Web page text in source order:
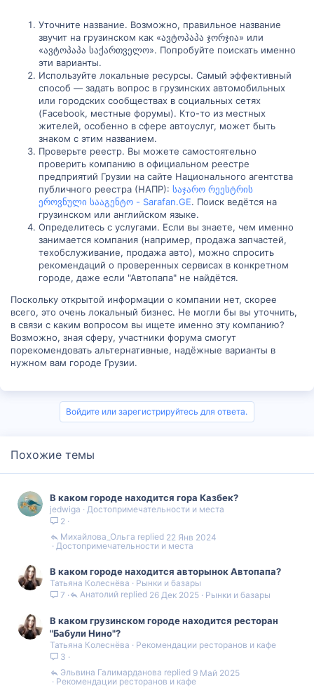
Уточните название. Возможно, правильное название
звучит на грузинском как «ავტოპაპა ჯორჯია» или
«ავტოპაპა საქართველო». Попробуйте поискать именно
эти варианты.
Используйте локальные ресурсы. Самый эффективный
способ — задать вопрос в грузинских автомобильных
или городских сообществах в социальных сетях
(Facebook, местные форумы). Кто-то из местных
жителей, особенно в сфере автоуслуг, может быть
знаком с этим названием.
Проверьте реестр. Вы можете самостоятельно
проверить компанию в официальном реестре
предприятий Грузии на сайте Национального агентства
публичного реестра (НАПР): საჯარო რეესტრის
ეროვნული სააგენტო - Sarafan.GE. Поиск ведётся на
грузинском или английском языке.
Определитесь с услугами. Если вы знаете, чем именно
занимается компания (например, продажа запчастей,
техобслуживание, продажа авто), можно спросить
рекомендаций о проверенных сервисах в конкретном
городе, даже если "Автопапа" не найдётся.
Поскольку открытой информации о компании нет, скорее
всего, это очень локальный бизнес. Не могли бы вы уточнить,
в связи с каким вопросом вы ищете именно эту компанию?
Возможно, зная сферу, участники форума смогут
порекомендовать альтернативные, надёжные варианты в
нужном вам городе Грузии.
Войдите или зарегистрируйтесь для ответа.
Похожие темы
В каком городе находится гора Казбек?
jedwiga
Достопримечательности и места
2
Достопримечательности и места
22 Янв 2024
Михайлова_Ольга
В каком городе находится авторынок Автопапа?
Татьяна Колеснёва
Рынки и базары
7
Рынки и базары
26 Дек 2025
Анатолий
В каком грузинском городе находится ресторан
"Бабули Нино"?
Татьяна Колеснёва
Рекомендации ресторанов и кафе
3
Рекомендации ресторанов и кафе
9 Май 2025
Эльвина Галимарданова